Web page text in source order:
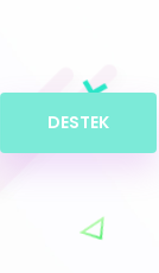
DESTEK